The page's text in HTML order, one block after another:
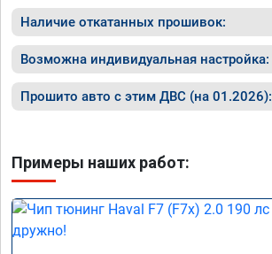
Наличие откатанных прошивок:
Возможна индивидуальная настройка:
Прошито авто с этим ДВС (на 01.2026):
Примеры наших работ: